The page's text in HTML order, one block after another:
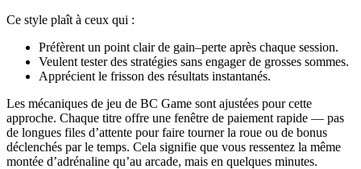
Ce style plaît à ceux qui :
Préfèrent un point clair de gain–perte après chaque session.
Veulent tester des stratégies sans engager de grosses sommes.
Apprécient le frisson des résultats instantanés.
Les mécaniques de jeu de BC Game sont ajustées pour cette
approche. Chaque titre offre une fenêtre de paiement rapide — pas
de longues files d’attente pour faire tourner la roue ou de bonus
déclenchés par le temps. Cela signifie que vous ressentez la même
montée d’adrénaline qu’au arcade, mais en quelques minutes.